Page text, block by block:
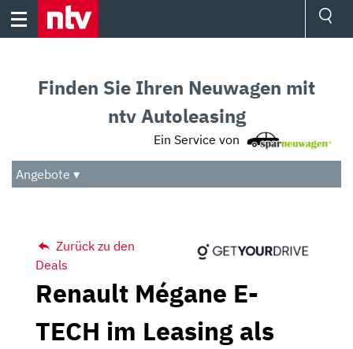
Skip
Audio
Das Beste
Finden Sie Ihren Neuwagen mit
ntv Autoleasing
Ein Service von
Angebote ▾
Zurück zu den
Deals
Renault Mégane E-
TECH im Leasing als